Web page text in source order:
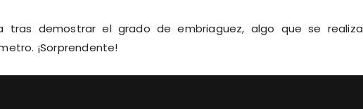
tras demostrar el grado de embriaguez, algo que se realiza
¡Sorprendente!